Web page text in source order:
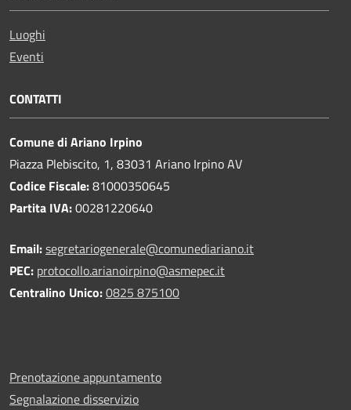
Luoghi
Eventi
CONTATTI
Comune di Ariano Irpino
Piazza Plebiscito, 1, 83031 Ariano Irpino AV
Codice Fiscale:81000350645
Partita IVA:00281220640
Email:segretariogenerale@comunediariano.it
PEC: protocollo.arianoirpino@asmepec.it
Centralino Unico:0825 875100
Prenotazione appuntamento
Segnalazione disservizio